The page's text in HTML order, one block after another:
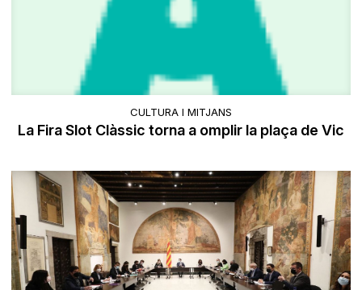
CULTURA I MITJANS
​La Fira Slot Clàssic torna a omplir la plaça de Vic